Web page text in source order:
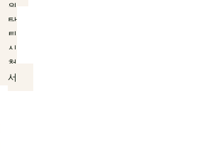
원
탈
퇴
신
청
서